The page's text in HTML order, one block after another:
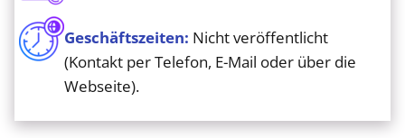
Geschäftszeiten: Nicht veröffentlicht
(Kontakt per Telefon, E-Mail oder über die
Webseite).